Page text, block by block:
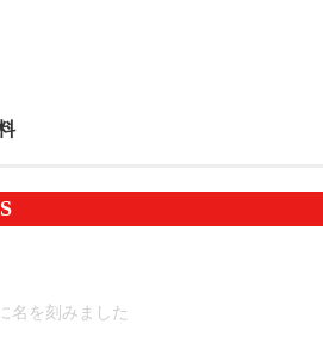
名を刻みました